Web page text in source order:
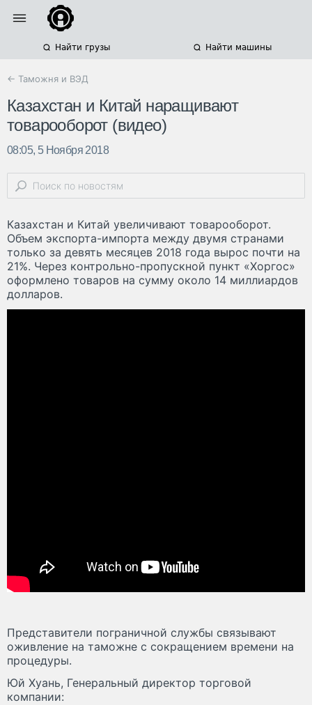
Найти грузы Найти машины
← Таможня и ВЭД
Казахстан и Китай наращивают
товарооборот (видео)
08:05, 5 Ноября 2018
Казахстан и Китай увеличивают товарооборот.
Объем экспорта-импорта между двумя странами
только за девять месяцев 2018 года вырос почти на
21%. Через контрольно-пропускной пункт «Хоргос»
оформлено товаров на сумму около 14 миллиардов
долларов.
Представители пограничной службы связывают
оживление на таможне с сокращением времени на
процедуры.
Юй Хуань, Генеральный директор торговой
компании: